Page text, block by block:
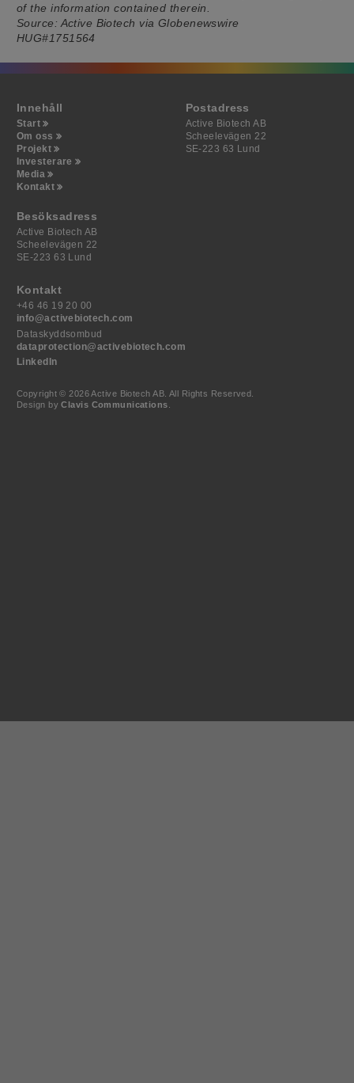
of the information contained therein.
Source: Active Biotech via Globenewswire
HUG#1751564
Innehåll
Start
Om oss
Projekt
Investerare
Media
Kontakt
Postadress
Active Biotech AB
Scheelevägen 22
SE-223 63 Lund
Besöksadress
Active Biotech AB
Scheelevägen 22
SE-223 63 Lund
Kontakt
+46 46 19 20 00
info@activebiotech.com
Dataskyddsombud
dataprotection@activebiotech.com
LinkedIn
Copyright © 2026 Active Biotech AB. All Rights Reserved.
Design byClavis Communications